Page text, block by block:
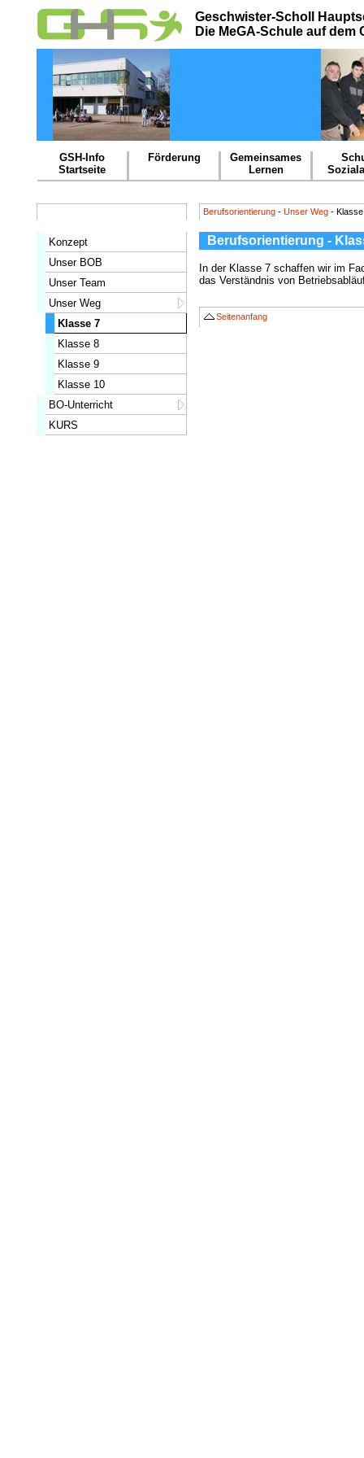
Geschwister-Scholl
Die MeGA-Schule auf dem
GSH-Info
Startseite
Förderung
Gemeinsames
Lernen
Konzept
Unser BOB
Unser Team
Unser Weg
Klasse 7
Klasse 8
Klasse 9
Klasse 10
BO-Unterricht
KURS
Berufsorientierung - Unser Weg -
Berufsorientierung -
In der Klasse 7 schaffen wir im
das Verständnis von
Seitenanfang